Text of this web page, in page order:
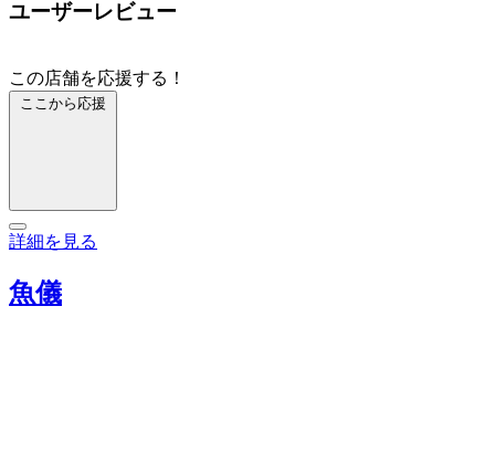
ユーザーレビュー
この店舗を応援する！
ここから応援
詳細を見る
魚儀